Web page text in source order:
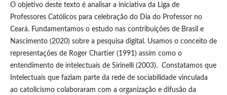
O objetivo deste texto é analisar a iniciativa da Liga de
Professores Católicos para celebração do Dia do Professor no
Ceará. Fundamentamos o estudo nas contribuições de Brasil e
Nascimento (2020) sobre a pesquisa digital. Usamos o conceito de
representações de Roger Chartier (1991) assim como o
entendimento de intelectuais de Sirinelli (2003). Constatamos que
Intelectuais que faziam parte da rede de sociabilidade vinculada
ao catolicismo colaboraram com a organização e difusão da